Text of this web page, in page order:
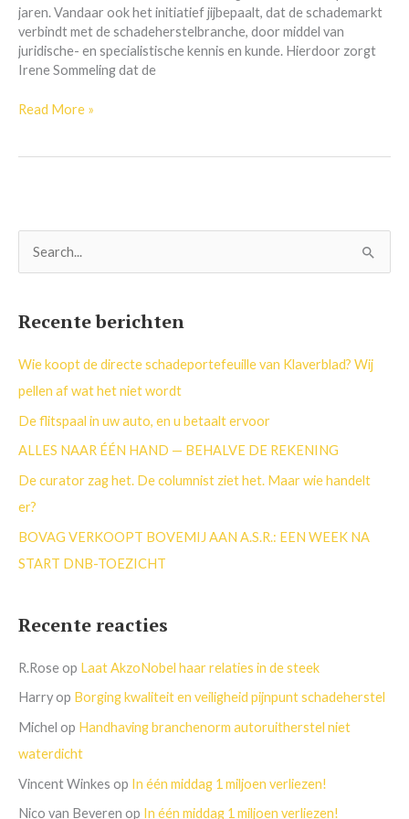
jaren. Vandaar ook het initiatief jijbepaalt, dat de schademarkt
verbindt met de schadeherstelbranche, door middel van
juridische- en specialistische kennis en kunde. Hierdoor zorgt
Irene Sommeling dat de
Read More »
n
a
a
r
Recente berichten
Wie koopt de directe schadeportefeuille van Klaverblad? Wij
pellen af wat het niet wordt
De flitspaal in uw auto, en u betaalt ervoor
ALLES NAAR ÉÉN HAND — BEHALVE DE REKENING
De curator zag het. De columnist ziet het. Maar wie handelt
er?
BOVAG VERKOOPT BOVEMIJ AAN A.S.R.: EEN WEEK NA
START DNB-TOEZICHT
Recente reacties
R.Roseop Laat AkzoNobel haar relaties in de steek
Harryop Borging kwaliteit en veiligheid pijnpunt schadeherstel
Michel op Handhaving branchenorm autoruitherstel niet
waterdicht
Vincent Winkes op In één middag 1 miljoen verliezen!
Nico van Beveren op In één middag 1 miljoen verliezen!